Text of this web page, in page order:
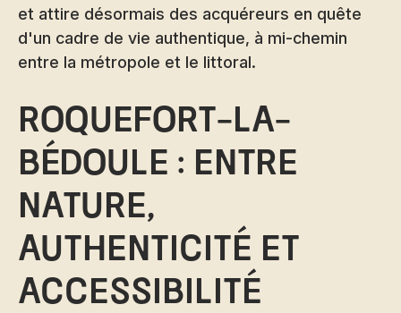
et attire désormais des acquéreurs en quête
d'un cadre de vie authentique, à mi-chemin
entre la métropole et le littoral.
Roquefort-la-
Bédoule : entre
nature,
authenticité et
accessibilité